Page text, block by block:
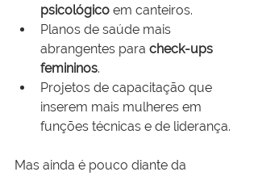
psicológico em canteiros.
Planos de saúde mais
abrangentes para check-ups
femininos.
Projetos de capacitação que
inserem mais mulheres em
funções técnicas e de liderança.
Mas ainda é pouco diante da